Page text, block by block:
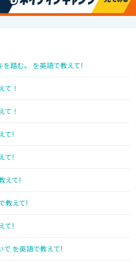
踏む。 を英語で教えて!
て！
て！
て!
て!
えて!
教えて!
て!
で を英語で教えて!